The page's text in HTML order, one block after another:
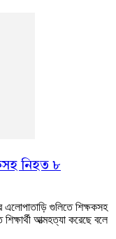
নিহত ৮
এলোপাতাড়ি গুলিতে শিক্ষকসহ
আত্মহত্যা করেছে বলে